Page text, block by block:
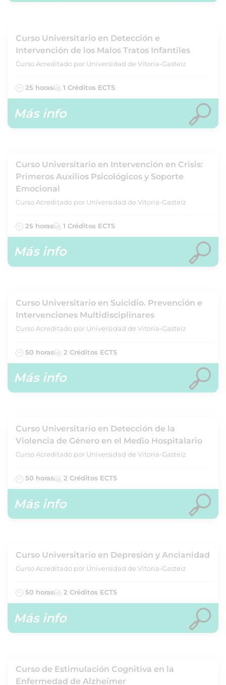
Curso Universitario en Detección e
Intervención de los Malos Tratos Infantiles
Curso Acreditado por Universidad de Vitoria-Gasteiz
25 horas 1 Créditos ECTS
Más info
Curso Universitario en Intervención en Crisis:
Primeros Auxilios Psicológicos y Soporte
Emocional
Curso Acreditado por Universidad de Vitoria-Gasteiz
25 horas 1 Créditos ECTS
Más info
Curso Universitario en Suicidio. Prevención e
Intervenciones Multidisciplinares
Curso Acreditado por Universidad de Vitoria-Gasteiz
50 horas 2 Créditos ECTS
Más info
Curso Universitario en Detección de la
Violencia de Género en el Medio Hospitalario
Curso Acreditado por Universidad de Vitoria-Gasteiz
50 horas 2 Créditos ECTS
Más info
Curso Universitario en Depresión y Ancianidad
Curso Acreditado por Universidad de Vitoria-Gasteiz
50 horas 2 Créditos ECTS
Más info
Curso de Estimulación Cognitiva en la
Enfermedad de Alzheimer